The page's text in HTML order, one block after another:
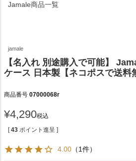
Jamale商品一覧
jamale
【名入れ 別途購入で可能】
ケース 日本製【ネコポスで送料
商品番号 07000068r
¥4,290税込
[ 43 ポイント進呈 ]
4.00 （1件）